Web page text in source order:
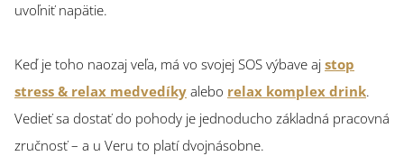
uvoľniť napätie.
Keď je toho naozaj veľa, má vo svojej SOS výbave aj stop
stress & relax medvedíky alebo relax komplex drink.
Vedieť sa dostať do pohody je jednoducho základná pracovná
zručnosť – a u Veru to platí dvojnásobne.